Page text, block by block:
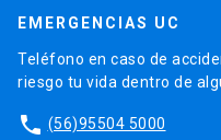
EMERGENCIAS UC
Teléfono en caso de
riesgo tu vida dentro de
phone (56)95504 5000